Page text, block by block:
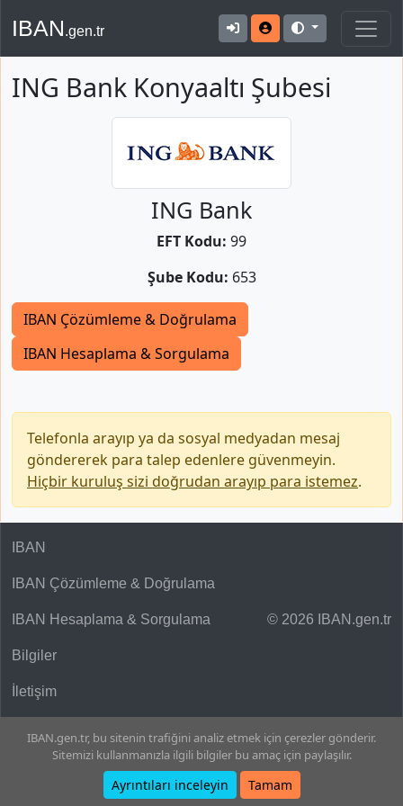
IBAN.gen.tr
ING Bank Konyaaltı Şubesi
ING Bank
EFT Kodu: 99
Şube Kodu: 653
IBAN Çözümleme & Doğrulama
IBAN Hesaplama & Sorgulama
Telefonla arayıp ya da sosyal medyadan mesaj
göndererek para talep edenlere güvenmeyin.
Hiçbir kuruluş sizi doğrudan arayıp para istemez.
© 2026 IBAN.gen.tr
IBAN
IBAN Çözümleme & Doğrulama
IBAN Hesaplama & Sorgulama
Bilgiler
İletişim
IBAN.gen.tr, bu sitenin trafiğini analiz etmek için çerezler gönderir.
Sitemizi kullanmanızla ilgili bilgiler bu amaç için paylaşılır.
Ayrıntıları inceleyin Tamam